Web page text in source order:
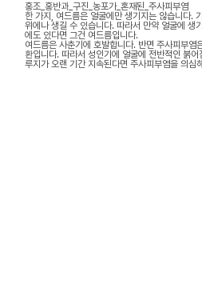
홍조_홍반과_구진_농포가_혼재된_주사피부염
한 가지, 여드름은 얼굴에만 생기지는 않습니다.
위에나 생길 수 있습니다. 따라서 만약 얼굴에 생
에도 있다면 그건 여드름입니다.
여드름은 사춘기에 호발합니다. 반면 주사피부
환입니다. 따라서 성인기에 얼굴에 전반적인 붉
루지가 오랜 기간 지속된다면 주사피부염을 의심